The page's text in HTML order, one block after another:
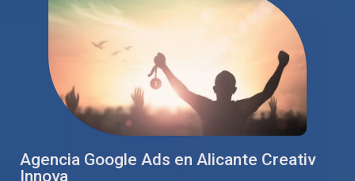
Agencia Google Ads en Alicante Creativ
Innova